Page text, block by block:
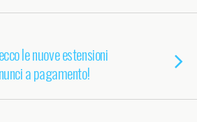
le nuove estensioni
a pagamento!